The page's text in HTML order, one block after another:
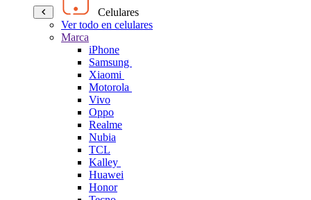
Celulares
Ver todo en celulares
Marca
iPhone
Samsung
Xiaomi
Motorola
Vivo
Oppo
Realme
Nubia
TCL
Kalley
Huawei
Honor